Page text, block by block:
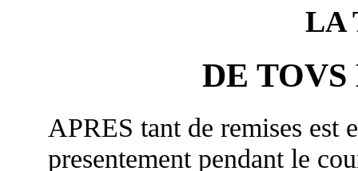
LA
DE
APRES tant de remises est
presentement pendant le